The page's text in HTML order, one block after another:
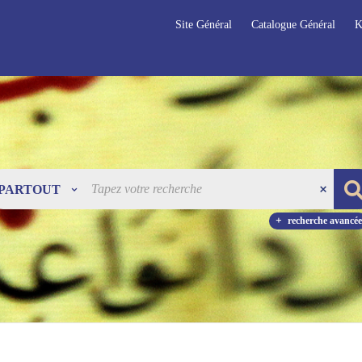
Site Général Catalogue Général
recherche avancée